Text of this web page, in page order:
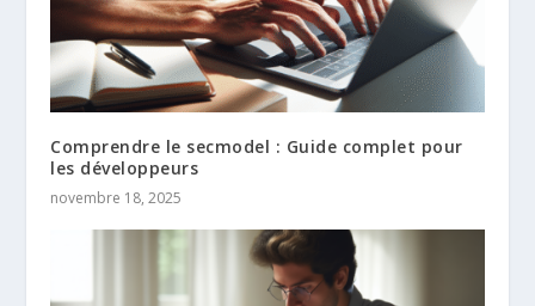
Comprendre le secmodel : Guide complet pour
les développeurs
novembre 18, 2025